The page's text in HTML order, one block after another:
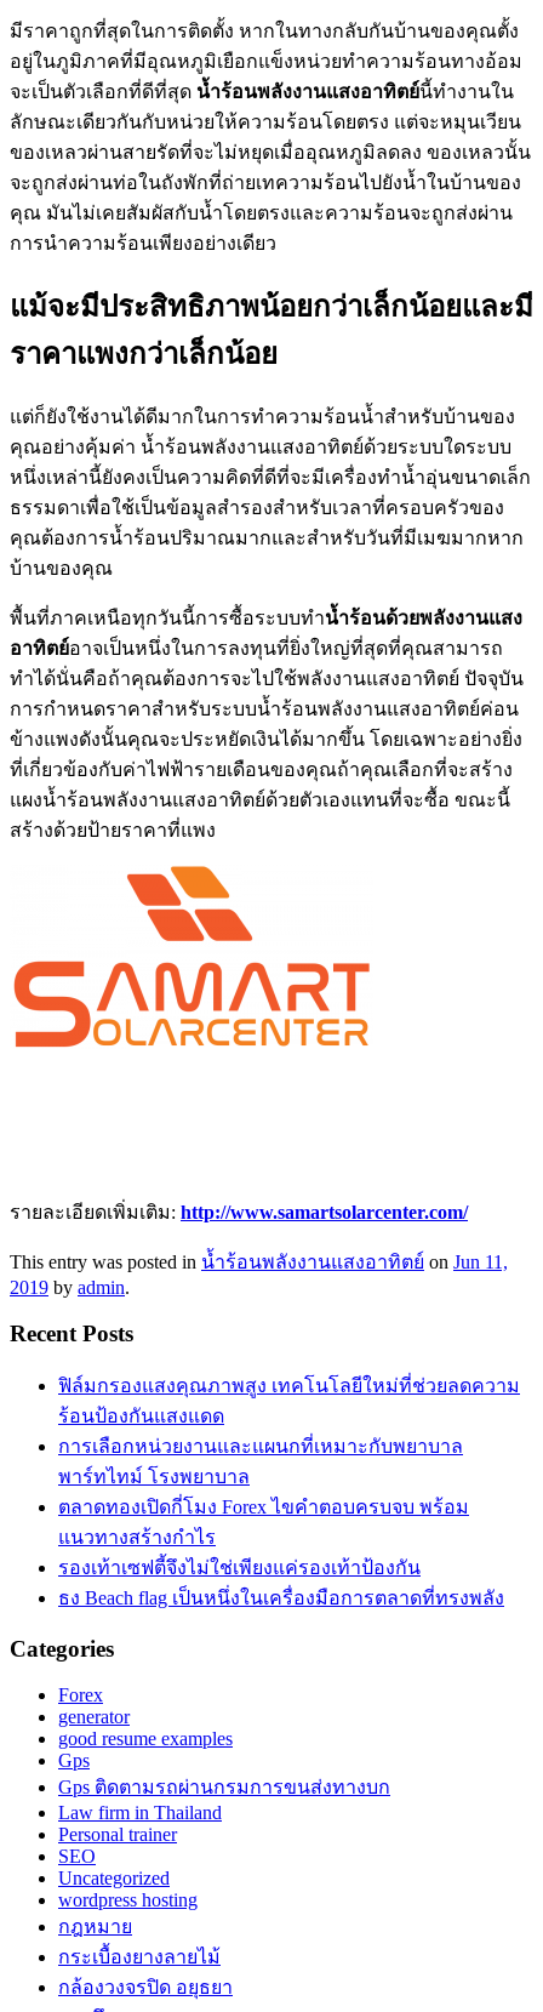
มีราคาถูกที่สุดในการติดตั้ง หากในทางกลับกันบ้านของคุณตั้ง
อยู่ในภูมิภาคที่มีอุณหภูมิเยือกแข็งหน่วยทำความร้อนทางอ้อม
จะเป็นตัวเลือกที่ดีที่สุด น้ำร้อนพลังงานแสงอาทิตย์นี้ทำงานใน
ลักษณะเดียวกันกับหน่วยให้ความร้อนโดยตรง แต่จะหมุนเวียน
ของเหลวผ่านสายรัดที่จะไม่หยุดเมื่ออุณหภูมิลดลง ของเหลวนั้น
จะถูกส่งผ่านท่อในถังพักที่ถ่ายเทความร้อนไปยังน้ำในบ้านของ
คุณ มันไม่เคยสัมผัสกับน้ำโดยตรงและความร้อนจะถูกส่งผ่าน
การนำความร้อนเพียงอย่างเดียว
แม้จะมีประสิทธิภาพน้อยกว่าเล็กน้อยและมี
ราคาแพงกว่าเล็กน้อย
แต่ก็ยังใช้งานได้ดีมากในการทำความร้อนน้ำสำหรับบ้านของ
คุณอย่างคุ้มค่า น้ำร้อนพลังงานแสงอาทิตย์ด้วยระบบใดระบบ
หนึ่งเหล่านี้ยังคงเป็นความคิดที่ดีที่จะมีเครื่องทำน้ำอุ่นขนาดเล็ก
ธรรมดาเพื่อใช้เป็นข้อมูลสำรองสำหรับเวลาที่ครอบครัวของ
คุณต้องการน้ำร้อนปริมาณมากและสำหรับวันที่มีเมฆมากหาก
บ้านของคุณ
พื้นที่ภาคเหนือทุกวันนี้การซื้อระบบทำน้ำร้อนด้วยพลังงานแสง
อาทิตย์อาจเป็นหนึ่งในการลงทุนที่ยิ่งใหญ่ที่สุดที่คุณสามารถ
ทำได้นั่นคือถ้าคุณต้องการจะไปใช้พลังงานแสงอาทิตย์ ปัจจุบัน
การกำหนดราคาสำหรับระบบน้ำร้อนพลังงานแสงอาทิตย์ค่อน
ข้างแพงดังนั้นคุณจะประหยัดเงินได้มากขึ้น โดยเฉพาะอย่างยิ่ง
ที่เกี่ยวข้องกับค่าไฟฟ้ารายเดือนของคุณถ้าคุณเลือกที่จะสร้าง
แผงน้ำร้อนพลังงานแสงอาทิตย์ด้วยตัวเองแทนที่จะซื้อ ขณะนี้
สร้างด้วยป้ายราคาที่แพง
รายละเอียดเพิ่มเติม: http://www.samartsolarcenter.com/
This entry was posted in น้ำร้อนพลังงานแสงอาทิตย์ on Jun 11,
2019 by admin.
Recent Posts
ฟิล์มกรองแสงคุณภาพสูง เทคโนโลยีใหม่ที่ช่วยลดความ
ร้อนป้องกันแสงแดด
การเลือกหน่วยงานและแผนกที่เหมาะกับพยาบาล
พาร์ทไทม์ โรงพยาบาล
ตลาดทองเปิดกี่โมง Forex ไขคำตอบครบจบ พร้อม
แนวทางสร้างกำไร
รองเท้าเซฟตี้จึงไม่ใช่เพียงแค่รองเท้าป้องกัน
ธง Beach flag เป็นหนึ่งในเครื่องมือการตลาดที่ทรงพลัง
Categories
Forex
generator
good resume examples
Gps
Gps ติดตามรถผ่านกรมการขนส่งทางบก
Law firm in Thailand
Personal trainer
SEO
Uncategorized
wordpress hosting
กฎหมาย
กระเบื้องยางลายไม้
กล้องวงจรปิด อยุธยา